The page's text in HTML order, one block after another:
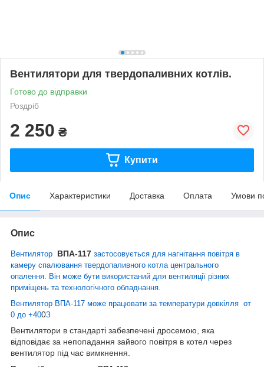
Вентилятори для твердопаливних котлів.
Готово до відправки
Роздріб
2 250 ₴
Купити
Опис Характеристики Доставка Оплата Умови
Опис
Вентилятор ВПА-117 застосовується для нагнітання повітря в
камеру спалювання твердопаливного котла центрального
опалення. Він може бути використаний для вентиляції різних
приміщень та технологічного обладнання.
Вентилятор ВПА-117 може працювати за температури довкілля от
0 до +400З
Вентилятори в стандарті забезпечені дросемою, яка
відповідає за непопадання зайвого повітря в котел через
вентилятор під час вимкнення.